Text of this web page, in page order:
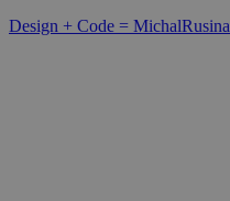
Design + Code = MichalRusina